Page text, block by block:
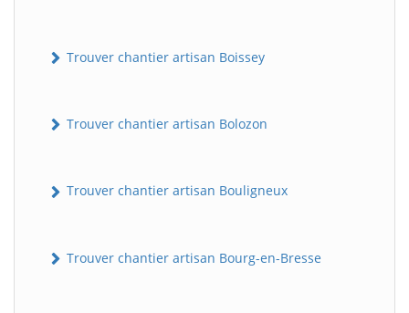
Trouver chantier artisan Boissey
Trouver chantier artisan Bolozon
Trouver chantier artisan Bouligneux
Trouver chantier artisan Bourg-en-Bresse